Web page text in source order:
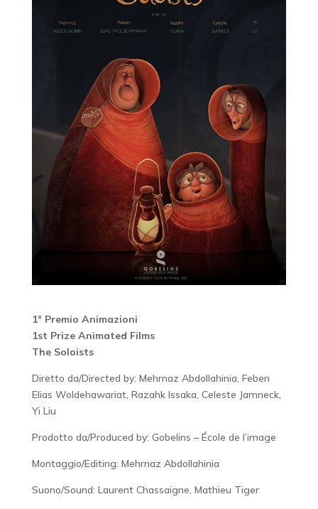
1° Premio Animazioni
1st Prize Animated Films
The Soloists
Diretto da/Directed by: Mehrnaz Abdollahinia, Feben
Elias Woldehawariat, Razahk Issaka, Celeste Jamneck,
Yi Liu
Prodotto da/Produced by: Gobelins – École de l’image
Montaggio/Editing: Mehrnaz Abdollahinia
Suono/Sound: Laurent Chassaigne, Mathieu Tiger